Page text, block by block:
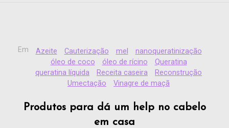
Em Azeite Cauterização mel
nanoqueratinização
óleo de coco
óleo de rícino
Queratina
queratina líquida
Receita caseira
Reconstrução
Umectação
Vinagre de maçã
Produtos para dá um help no cabelo
em casa